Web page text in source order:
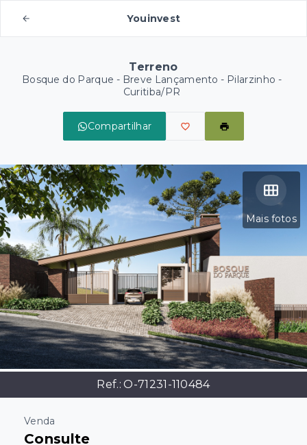
Youinvest
Terreno
Bosque do Parque - Breve Lançamento - Pilarzinho -
Curitiba/PR
Compartilhar
Mais fotos
Ref.:O-71231-110484
Venda
Consulte